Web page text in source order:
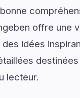
offre une
idées
lecteur.